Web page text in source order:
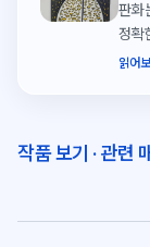
판화
정확
가지
읽어
작품 보기 ·관련